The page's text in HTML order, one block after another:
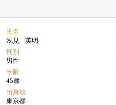
氏名
浅見 英明
性別
男性
年齢
45歳
出身地
東京都